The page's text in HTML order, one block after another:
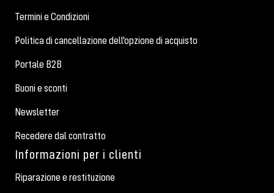
Termini e Condizioni
Politica di cancellazione dell'opzione di acquisto
Portale B2B
Buoni e sconti
Newsletter
Recedere dal contratto
Informazioni per i clienti
Riparazione e restituzione